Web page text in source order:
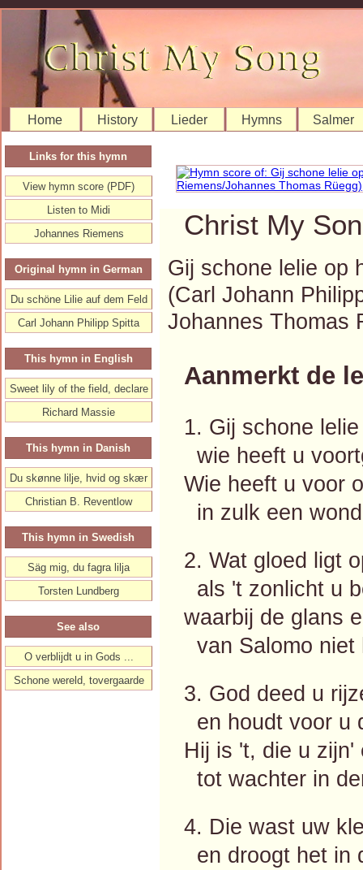
Home History Lieder Hymns Salmer
Christ My
Gij schone lelie op
(Carl Johann
Johannes Thomas
Aanmerkt de
1. Gij schone
wie heeft u
Wie heeft u voor
in zulk een
2. Wat gloed ligt
als 't zonlicht u
waarbij de glans
van Salomo niet
3. God deed u
en houdt voor u
Hij is 't, die u zijn'
tot wachter in
4. Die wast uw
en droogt het in
Links for this hymn
View hymn score (PDF)
Listen to Midi
Johannes Riemens
Original hymn in German
Du schöne Lilie auf dem Feld
Carl Johann Philipp Spitta
This hymn in English
Sweet lily of the field, declare
Richard Massie
This hymn in Danish
Du skønne lilje, hvid og skær
Christian B. Reventlow
This hymn in Swedish
Säg mig, du fagra lilja
Torsten Lundberg
See also
O verblijdt u in Gods ...
Schone wereld, tovergaarde